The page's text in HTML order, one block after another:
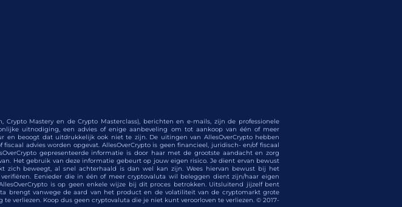
Mastery en de Crypto Masterclass), berichten en e-mails, zijn de professionele
uitnodiging, een advies of enige aanbeveling om tot aankoop van één of meer
en beoogt dat uitdrukkelijk ook niet te zijn. De uitingen van AllesOverCrypto hebben
advies worden opgevat. AllesOverCrypto is geen financieel, juridisch- en/of fiscaal
gepresenteerde informatie is door haar met de grootste aandacht en zorg
Het gebruik van deze informatie gebeurt op jouw eigen risico. Je dient ervan bewust
beweegt, al snel achterhaald is dan wel kan zijn. Wees hiervan bewust bij het
Eenieder die in één of meer cryptovaluta wil beleggen dient zijn/haar eigen
is op geen enkele wijze bij dit proces betrokken. Uitsluitend jijzelf bent
brengt vanwege de aard van het product en de volatiliteit van de cryptomarkt grote
verliezen. Koop dus geen cryptovaluta die je niet kunt veroorloven te verliezen. © 2017-